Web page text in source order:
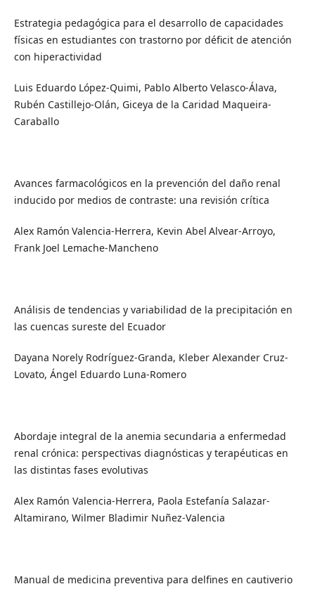
Estrategia pedagógica para el desarrollo de capacidades
físicas en estudiantes con trastorno por déficit de atención
con hiperactividad
Luis Eduardo López-Quimi, Pablo Alberto Velasco-Álava,
Rubén Castillejo-Olán, Giceya de la Caridad Maqueira-
Caraballo
Avances farmacológicos en la prevención del daño renal
inducido por medios de contraste: una revisión crítica
Alex Ramón Valencia-Herrera, Kevin Abel Alvear-Arroyo,
Frank Joel Lemache-Mancheno
Análisis de tendencias y variabilidad de la precipitación en
las cuencas sureste del Ecuador
Dayana Norely Rodríguez-Granda, Kleber Alexander Cruz-
Lovato, Ángel Eduardo Luna-Romero
Abordaje integral de la anemia secundaria a enfermedad
renal crónica: perspectivas diagnósticas y terapéuticas en
las distintas fases evolutivas
Alex Ramón Valencia-Herrera, Paola Estefanía Salazar-
Altamirano, Wilmer Bladimir Nuñez-Valencia
Manual de medicina preventiva para delfines en cautiverio